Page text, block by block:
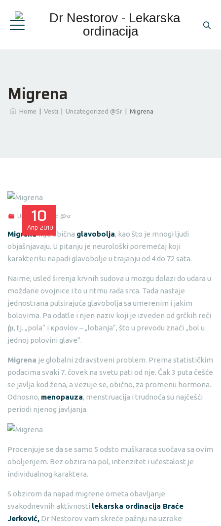
Migrena
Home Vesti Uncategorized @sr Migrena
10
Апр 2019
Uncategorized @sr
Migrenanije obična glavobolja, kao što je mnogi ljudi
objašnjavaju. U pitanju je neurološki poremećaj koji
karakterišu napadi glavobolje u trajanju od 4 do 72 sata.
Naime, usled širenja krvnih sudova u mozgu dolazi do udara u
moždane ovojnice i to u ritmu rada srca. Tada nastaje
jednostrana pulsirajuća glavobolja sa umerenim i jakim
bolovima. Pa odatle i njen naziv koji je izveden od grčkih reči
ἡμι, tj. „pola“ i κρανίον – „lobanja“, što u prevodu znači „bol u
jednoj polovini glave“.
Migrena je globalni zdravstveni problem. Prema statističkim
podacima svaki 7. čovek na svetu pati od nje. Čak 3 puta češće
se javlja kod žena, a vezuje se, obično, za promenu hormona.
Odnosno, menopauza, menstruacija i trudnoća su najčešći
periodi njenog javljanja.
Procenjuje se da se samo 5 odsto muškaraca suočava sa ovim
oboljenjem. Bez obzira na pol, intenzitet i učestalost je
individualnog karaktera.
S obzirom da napad migrene ometa obavljanje
svakodnevnih aktivnosti lekarska ordinacija Braće
Jerković, Dr Nestorov vam skreće pažnju na uzroke